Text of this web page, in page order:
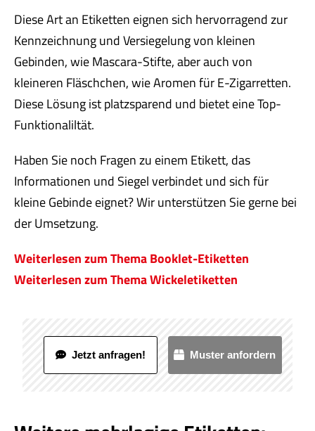
Diese Art an Etiketten eignen sich hervorragend zur
Kennzeichnung und Versiegelung von kleinen
Gebinden, wie Mascara-Stifte, aber auch von
kleineren Fläschchen, wie Aromen für E-Zigarretten.
Diese Lösung ist platzsparend und bietet eine Top-
Funktionaliltät.
Haben Sie noch Fragen zu einem Etikett, das
Informationen und Siegel verbindet und sich für
kleine Gebinde eignet? Wir unterstützen Sie gerne bei
der Umsetzung.
Weiterlesen zum Thema Booklet-Etiketten
Weiterlesen zum Thema Wickeletiketten
Jetzt anfragen! Muster anfordern